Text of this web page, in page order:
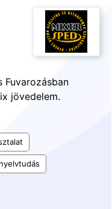
Fuvarozásban
jövedelem.